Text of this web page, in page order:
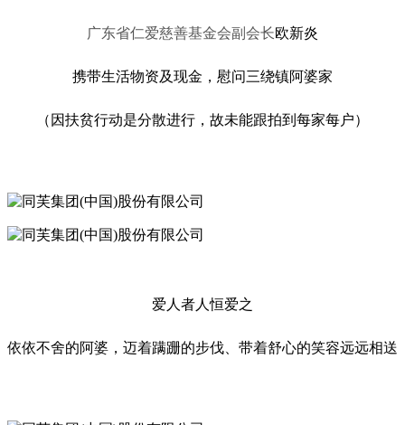
广东省仁爱慈善基金会副会长欧新炎
携带生活物资及现金，慰问三绕镇阿婆家
（因扶贫行动是分散进行，故未能跟拍到每家每户）
爱人者人恒爱之
依依不舍的阿婆，迈着蹒跚的步伐、带着舒心的笑容远远相送